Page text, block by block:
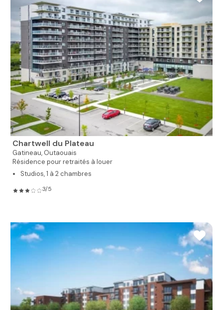
Chartwell du Plateau
Gatineau, Outaouais
Résidence pour retraités à louer
Studios, 1 à 2 chambres
3/5